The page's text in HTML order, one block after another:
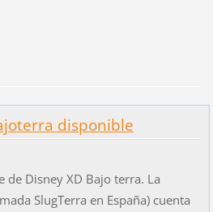
disponible
de Disney XD Bajo terra. La
SlugTerra en España) cuenta